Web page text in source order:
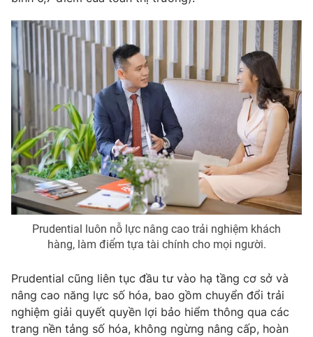
Prudential luôn nỗ lực nâng cao trải nghiệm khách
hàng, làm điểm tựa tài chính cho mọi người.
Prudential cũng liên tục đầu tư vào hạ tầng cơ sở và
nâng cao năng lực số hóa, bao gồm chuyển đổi trải
nghiệm giải quyết quyền lợi bảo hiểm thông qua các
trang nền tảng số hóa, không ngừng nâng cấp, hoàn